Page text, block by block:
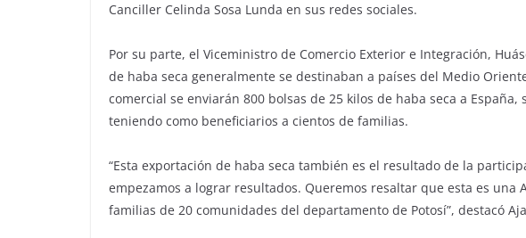
Canciller Celinda Sosa Lunda en sus redes sociales.
Por su parte, el Viceministro de Comercio Exterior e Integración,
de haba seca generalmente se destinaban a países del Medio
comercial se enviarán 800 bolsas de 25 kilos de haba seca a
teniendo como beneficiarios a cientos de familias.
“Esta exportación de haba seca también es el resultado de la
empezamos a lograr resultados. Queremos resaltar que esta es una
familias de 20 comunidades del departamento de Potosí”, destacó